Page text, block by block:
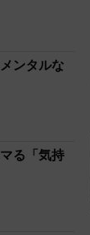
ンタルな
る「気持